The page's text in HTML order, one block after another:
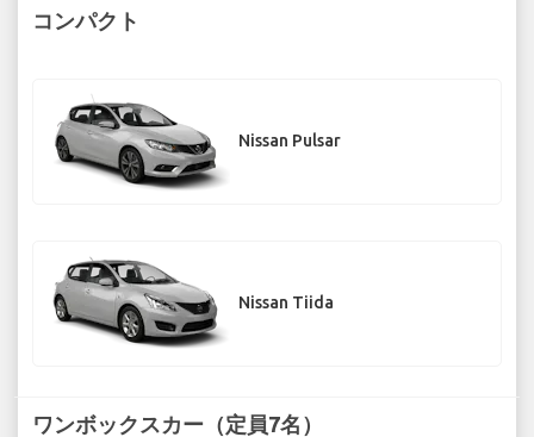
コンパクト
Nissan Pulsar
Nissan Tiida
ワンボックスカー（定員7名）